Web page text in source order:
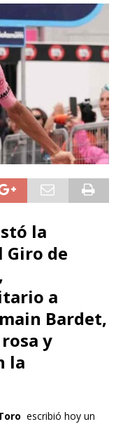
la
Giro de
a
Bardet,
y
la
escribió hoy un